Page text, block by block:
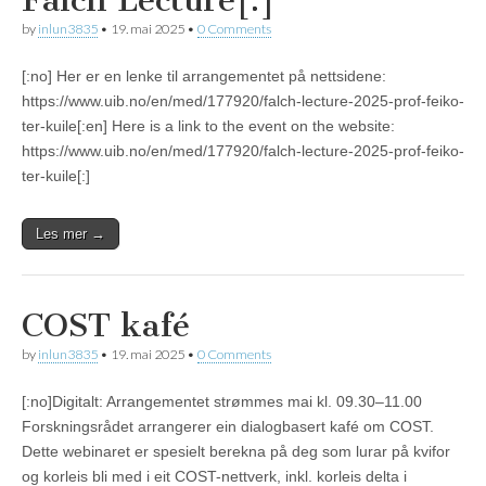
by inlun3835 • 19. mai 2025 • 0 Comments
[:no] Her er en lenke til arrangementet på nettsidene:
https://www.uib.no/en/med/177920/falch-lecture-2025-prof-feiko-
ter-kuile[:en] Here is a link to the event on the website:
https://www.uib.no/en/med/177920/falch-lecture-2025-prof-feiko-
ter-kuile[:]
Les mer →
COST kafé
by inlun3835 • 19. mai 2025 • 0 Comments
[:no]Digitalt: Arrangementet strømmes mai kl. 09.30–11.00
Forskningsrådet arrangerer ein dialogbasert kafé om COST.
Dette webinaret er spesielt berekna på deg som lurar på kvifor
og korleis bli med i eit COST-nettverk, inkl. korleis delta i